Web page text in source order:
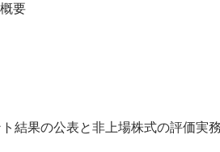
要
結果の公表と非上場株式の評価実